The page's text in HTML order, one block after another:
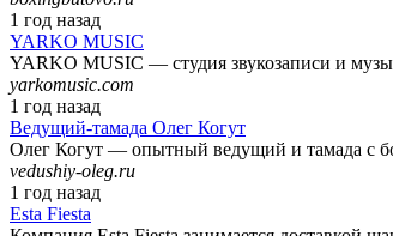
1 год назад
YARKO MUSIC
YARKO MUSIC — студия звукозаписи и
yarkomusic.com
1 год назад
Ведущий-тамада Олег Когут
Олег Когут — опытный ведущий и тамада с
vedushiy-oleg.ru
1 год назад
Esta Fiesta